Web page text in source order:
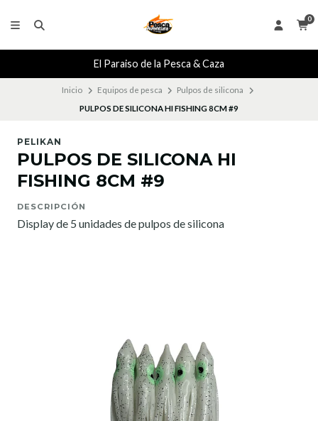
0
El Paraiso de la Pesca & Caza
Inicio Equipos de pesca
Pulpos de silicona
PULPOS DE SILICONA HI FISHING 8CM #9
PELIKAN
PULPOS DE SILICONA HI
FISHING 8CM #9
DESCRIPCIÓN
Display de 5 unidades de pulpos de silicona